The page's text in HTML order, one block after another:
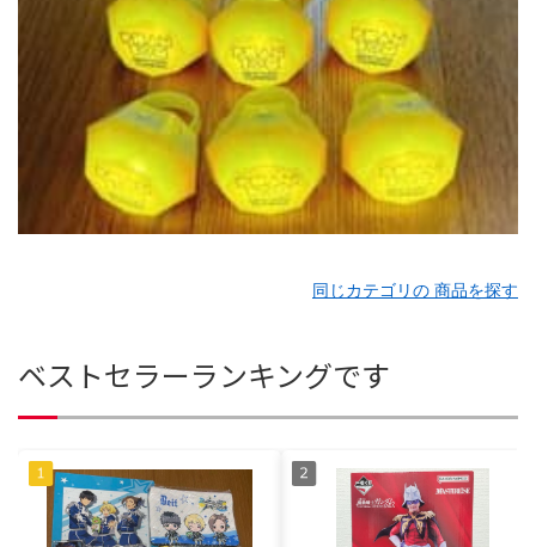
同じカテゴリの 商品を探す
ベストセラーランキングです